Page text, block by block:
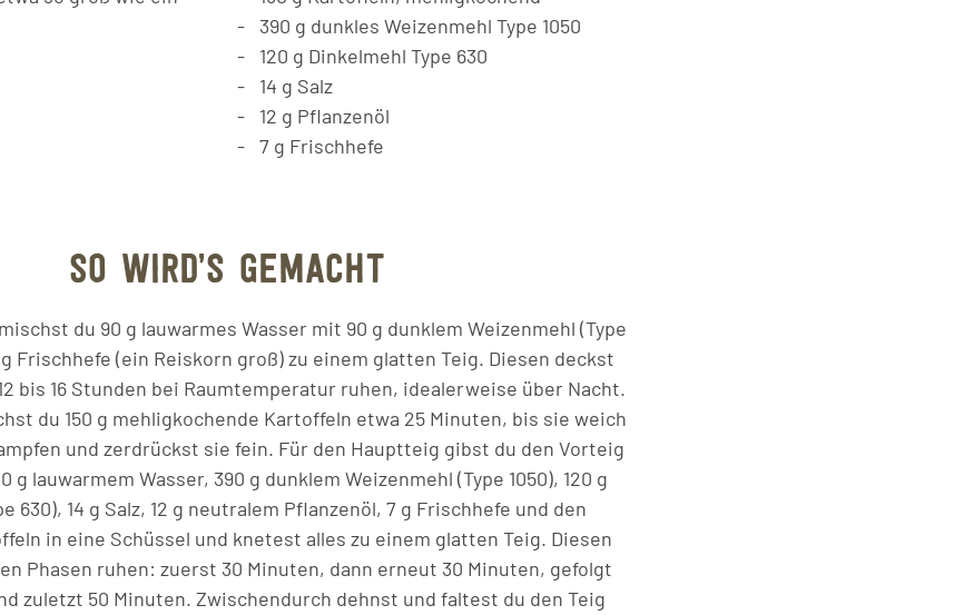
390 g dunkles Weizenmehl Type 1050
120 g Dinkelmehl Type 630
14 g Salz
12 g Pflanzenöl
7 g Frischhefe
SO WIRD’S GEMACHT
du 90 g lauwarmes Wasser mit 90 g dunklem Weizenmehl (Type
g Frischhefe (ein Reiskorn groß) zu einem glatten Teig. Diesen deckst
bis 16 Stunden bei Raumtemperatur ruhen, idealerweise über Nacht.
du 150 g mehligkochende Kartoffeln etwa 25 Minuten, bis sie weich
und zerdrückst sie fein. Für den Hauptteig gibst du den Vorteig
g lauwarmem Wasser, 390 g dunklem Weizenmehl (Type 1050), 120 g
630), 14 g Salz, 12 g neutralem Pflanzenöl, 7 g Frischhefe und den
in eine Schüssel und knetest alles zu einem glatten Teig. Diesen
Phasen ruhen: zuerst 30 Minuten, dann erneut 30 Minuten, gefolgt
zuletzt 50 Minuten. Zwischendurch dehnst und faltest du den Teig